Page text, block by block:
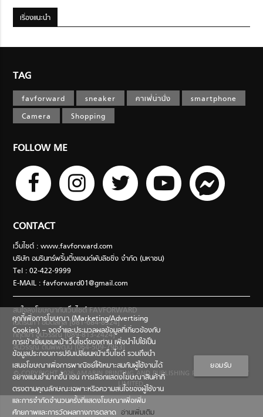
เรื่องแนะนำ
TAG
favforward sneaker คาเฟ่น่านั่ง
smartphone
Camera
Shopping
FOLLOW ME
CONTACT
เว็บไซต์ : www.favforward.com
บริษัท อมรินทร์พริ้นติ้งแอนด์พับลิชชิ่ง จำกัด (มหาชน)
Tel : 02-422-9999
E-MAIL :favforward01@gmail.com
สนใจลงโฆษณากับเว็บไซต์ FAVFORWARD
เนตรนภา อมตสกุล [081-684-8324]
กฤตยา อุปวรรณ [089-813-2424]
สินีวรรณ ตันพิพัฒน์ [064-509-7963]
© COPYRIGHT 2026 AMARIN PRINTING AND PUBLISHING PUBLIC COMPANY
LIMITED.
คุกกี้เพื่อการโฆษณา (Marketing/Advertising
Cookies) – จดจำและประมวลผลข้อมูลที่เกี่ยวข้องกับ
การเข้าเยี่ยมชมหน้าเว็บไซต์ของท่าน เพื่อนำไปใช้เป็น
ข้อมูลประกอบการปรับเปลี่ยนหน้าเว็บไซต์ รวมถึงนำ
เสนอโฆษณาเพื่อการพาณิชย์ให้เหมาะสมกับผู้ใช้งานได้
อย่างแม่นยำมากขึ้น เช่น การเลือกแสดงโฆษณาสินค้าที่
ตรงตามคุณลักษณะเฉพาะหรือความสนใจของผู้ใช้งาน
และการจำกัดจำนวนครั้งที่แสดงโฆษณาเพื่อเพิ่ม
ศักยภาพและการวัดผลทางการตลาดอ่านเพิ่มเติม
ยอมรับ